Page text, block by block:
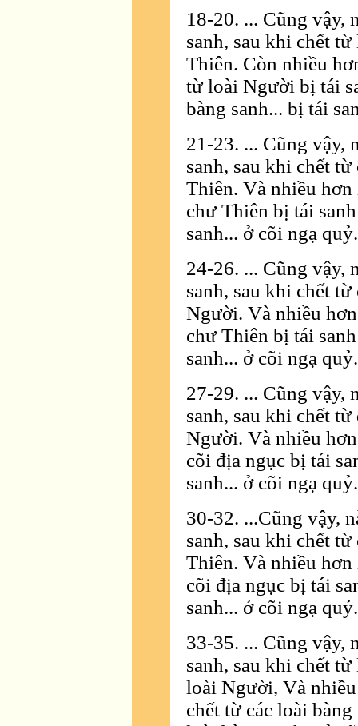
18-20. ... Cũng vậy,
sanh, sau khi chết
Thiên. Còn nhiều
từ loài Người bị tái
bàng sanh... bị tái
21-23. ... Cũng vậy,
sanh, sau khi chết
Thiên. Và nhiều hơn
chư Thiên bị tái
sanh... ở cõi ngạ quỷ.
24-26. ... Cũng vậy,
sanh, sau khi chết
Người. Và nhiều
chư Thiên bị tái
sanh... ở cõi ngạ quỷ.
27-29. ... Cũng vậy,
sanh, sau khi chết
Người. Và nhiều
cõi địa ngục bị tái
sanh... ở cõi ngạ quỷ.
30-32. ...Cũng vậy,
sanh, sau khi chết
Thiên. Và nhiều hơn
cõi địa ngục bị tái
sanh... ở cõi ngạ quỷ.
33-35. ... Cũng vậy,
sanh, sau khi chết
loài Người, Và
chết từ các loài